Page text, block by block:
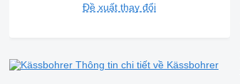
Đề xuất thay đổi
Thông tin chi tiết về Kässbohrer